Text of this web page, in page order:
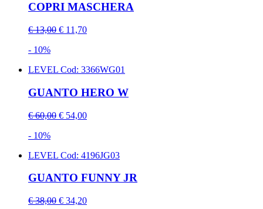
COPRI MASCHERA
€ 13,00 € 11,70
- 10%
LEVEL Cod: 3366WG01
GUANTO HERO W
€ 60,00 € 54,00
- 10%
LEVEL Cod: 4196JG03
GUANTO FUNNY JR
€ 38,00 € 34,20